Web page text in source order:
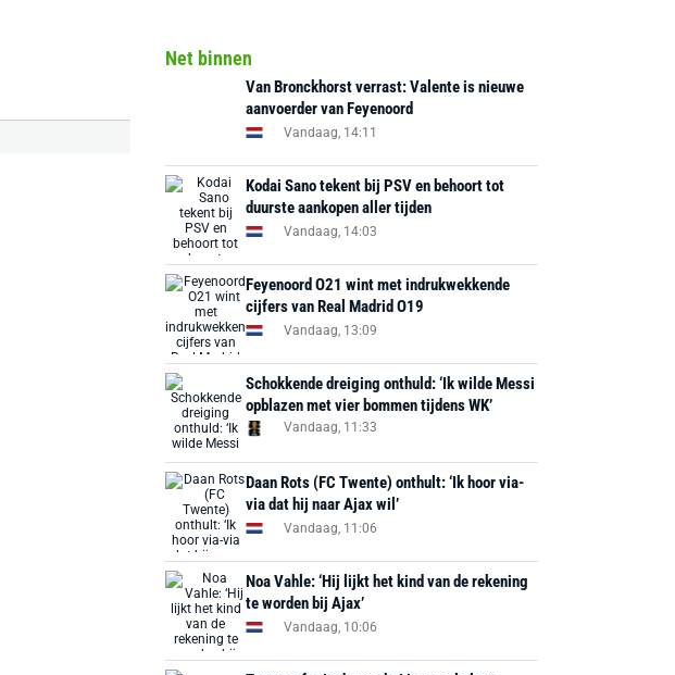
Net binnen
Van Bronckhorst verrast: Valente is nieuwe
aanvoerder van Feyenoord
Vandaag, 14:11
Kodai Sano tekent bij PSV en behoort tot
duurste aankopen aller tijden
Vandaag, 14:03
Feyenoord O21 wint met indrukwekkende
cijfers van Real Madrid O19
Vandaag, 13:09
Schokkende dreiging onthuld: ‘Ik wilde Messi
opblazen met vier bommen tijdens WK’
Vandaag, 11:33
Daan Rots (FC Twente) onthult: ‘Ik hoor via-
via dat hij naar Ajax wil’
Vandaag, 11:06
Noa Vahle: ‘Hij lijkt het kind van de rekening
te worden bij Ajax’
Vandaag, 10:06